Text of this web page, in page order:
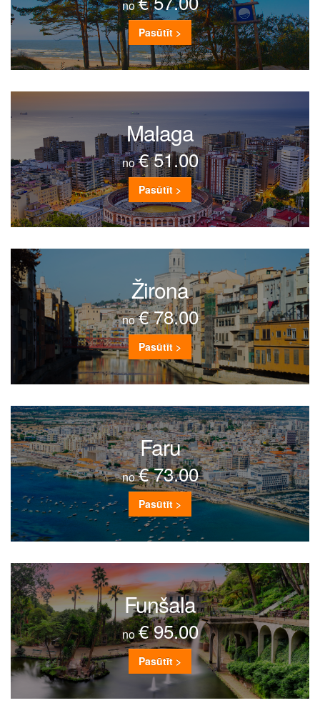
no
Pasūtīt >
Malaga
no € 51.00
Pasūtīt >
Žirona
no € 78.00
Pasūtīt >
Faru
no € 73.00
Pasūtīt >
Funšala
no € 95.00
Pasūtīt >